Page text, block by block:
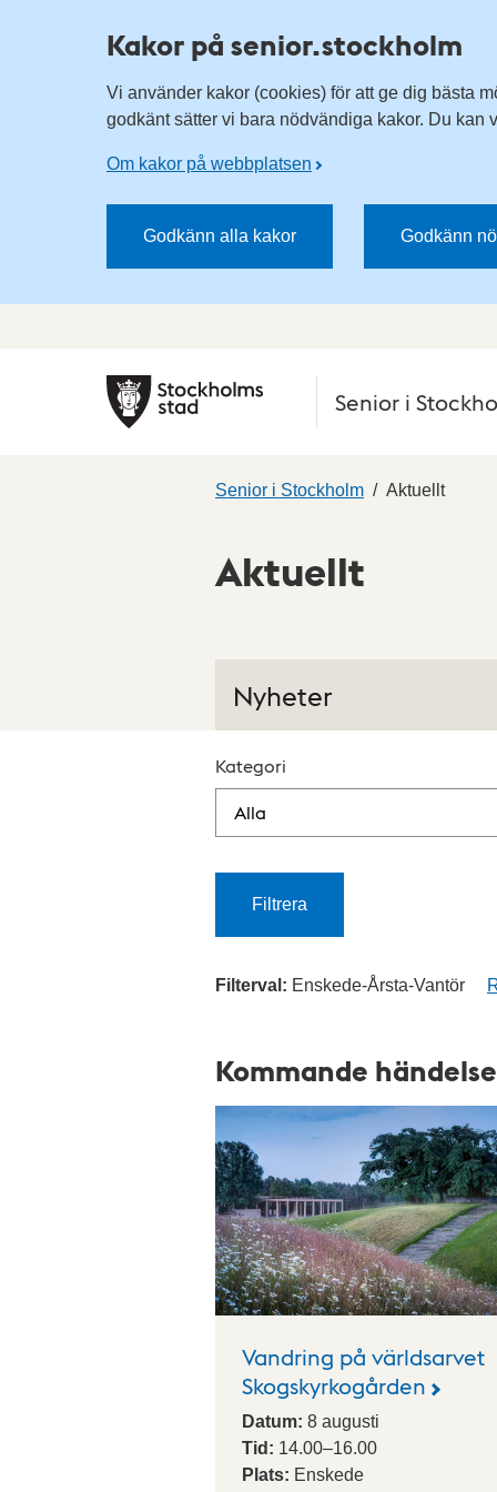
Kakor på senior.stockholm
Vi använder kakor (cookies) för att ge dig bästa
godkänt sätter vi bara nödvändiga kakor. Du kan
Om kakor på webbplatsen
Godkänn alla kakor Godkänn
Senior i
Senior i Stockholm Aktuellt
Aktuellt
Nyheter
Kategori
Filtrera
Filterval: Enskede-Årsta-Vantör
a
l
e
n
d
a
r
i
Kommande
Vandring på världsarvet
Skogskyrkogården
Datum: 8 augusti
Tid: 14.00–16.00
Plats: Enskede